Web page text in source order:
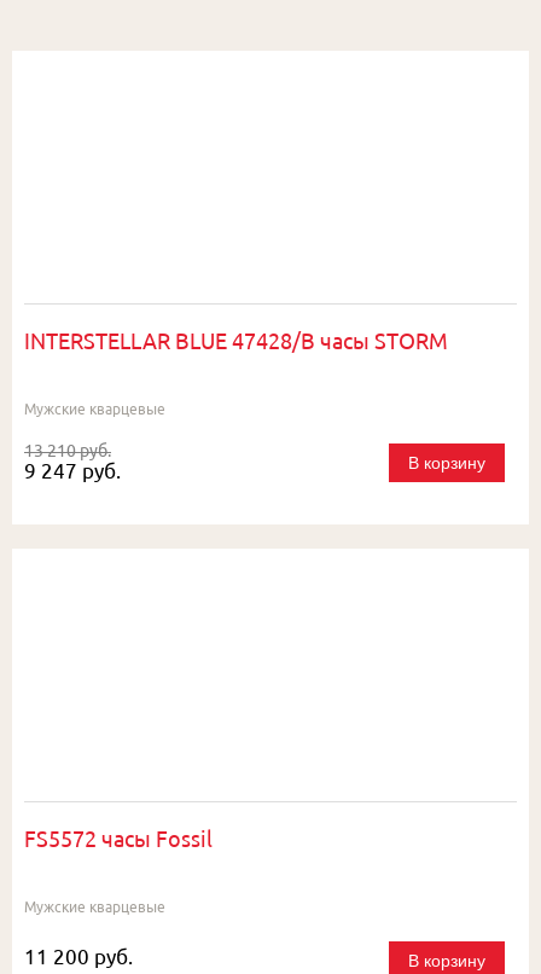
INTERSTELLAR BLUE 47428/B часы STORM
Мужские кварцевые
13 210 руб.
9 247 руб. В корзину
FS5572 часы Fossil
Мужские кварцевые
11 200 руб. В корзину